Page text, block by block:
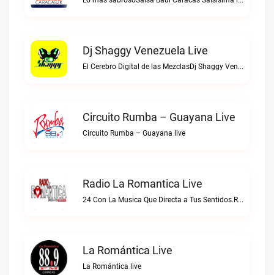
Dj Shaggy Venezuela Live
El Cerebro Digital de las MezclasDj Shaggy Venezuela live
Circuito Rumba – Guayana Live
Circuito Rumba – Guayana live
Radio La Romantica Live
24 Con La Musica Que Directa a Tus Sentidos.Radio La Romantica live
La Romántica Live
La Romántica live